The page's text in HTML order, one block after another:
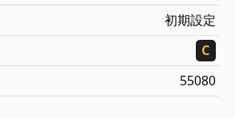
初期設定
C
55080